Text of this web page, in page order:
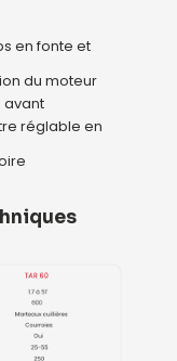
en fonte et
du moteur
avant
réglable en